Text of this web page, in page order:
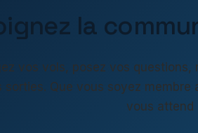
la
vos vols, posez vos
sorties. Que vous soyez membre
vous attend